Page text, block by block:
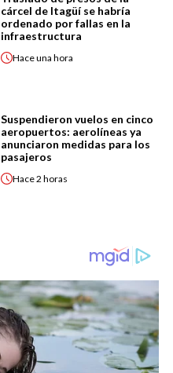
cárcel de Itagüí se habría
ordenado por fallas en la
infraestructura
Haceuna hora
Suspendieron vuelos en cinco
aeropuertos: aerolíneas ya
anunciaron medidas para los
pasajeros
Hace2 horas